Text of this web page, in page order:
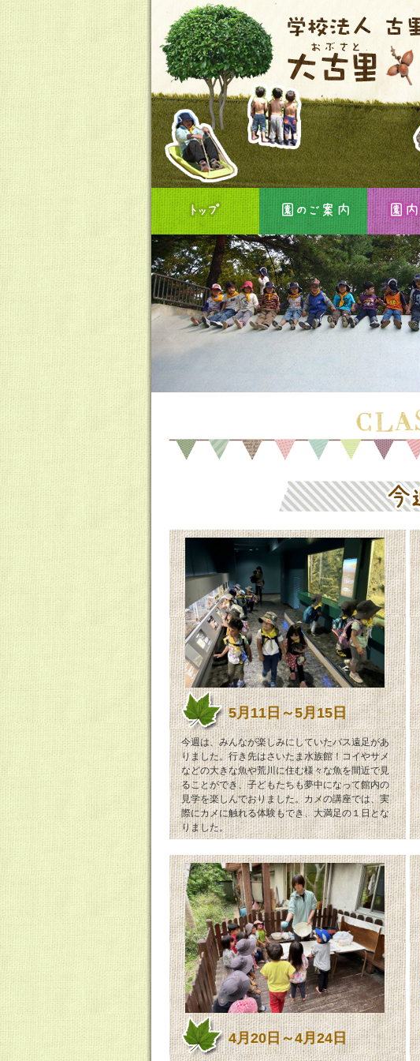
5月11日～5月15日
今週は、みんなが楽しみにしていたバス遠足があ
りました。行き先はさいたま水族館！コイやサメ
などの大きな魚や荒川に住む様々な魚を間近で見
ることができ、子どもたちも夢中になって館内の
見学を楽しんでおりました。カメの講座では、実
際にカメに触れる体験もでき、大満足の１日とな
りました。
4月20日～4月24日